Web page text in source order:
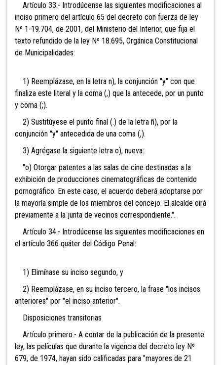
Artículo 33.- Introdúcense las siguientes modificaciones al
inciso primero del artículo 65 del decreto con fuerza de ley
Nº 1-19.704, de 2001, del Ministerio del Interior, que fija el
texto refundido de la ley Nº 18.695, Orgánica Constitucional
de Municipalidades:
1) Reemplázase, en la letra n), la conjunción "y" con que
finaliza este literal y la coma (,) que la antecede, por un punto
y coma (;).
2) Sustitúyese el punto final (.) de la letra ñ), por la
conjunción "y" antecedida de una coma (,).
3) Agrégase la siguiente letra o), nueva:
"o) Otorgar patentes a las salas de cine destinadas a la
exhibición de producciones cinematográficas de contenido
pornográfico. En este caso, el acuerdo deberá adoptarse por
la mayoría simple de los miembros del concejo. El alcalde oirá
previamente a la junta de vecinos correspondiente.".
Artículo 34.- Introdúcense las siguientes modificaciones en
el artículo 366 quáter del Código Penal:
1) Elimínase su inciso segundo, y
2) Reemplázase, en su inciso tercero, la frase "los incisos
anteriores" por "el inciso anterior".
Disposiciones transitorias
Artículo primero.- A contar de la publicación de la presente
ley, las películas que durante la vigencia del decreto ley Nº
679, de 1974, hayan sido calificadas para "mayores de 21